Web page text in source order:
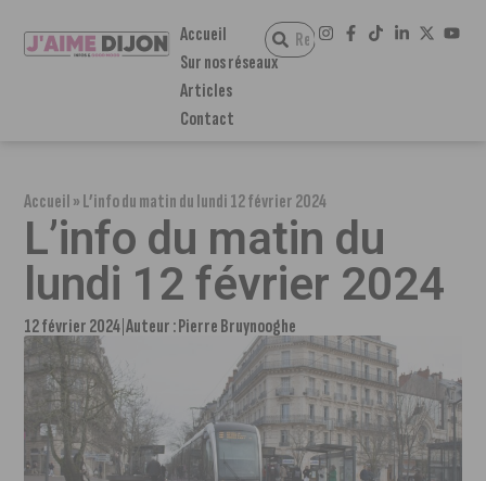
Accueil
Sur nos réseaux
Articles
Contact
Accueil»L’info du matin du lundi 12 février 2024
L’info du matin du
lundi 12 février 2024
12 février 2024 Auteur :Pierre Bruynooghe